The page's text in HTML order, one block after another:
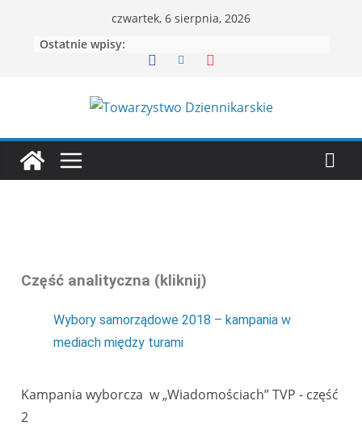
czwartek, 6 sierpnia, 2026
Ostatnie wpisy:
Część analityczna (kliknij)
Wybory samorządowe 2018 – kampania w
mediach między turami
Kampania wyborcza ​ w „Wiadomościach” TVP - część
2​